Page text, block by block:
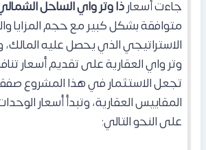
جاءت أسعارذا وتر واي الساحل
متوافقة بشكل كبير مع حجم المزايا
الاستراتيجي الذي يحصل عليه
وتر واي العقارية على تقديم أسعار
تجعل الاستثمار في هذا المشروع
المقاييس العقارية، وتبدأ أسعار
على النحو التالي: